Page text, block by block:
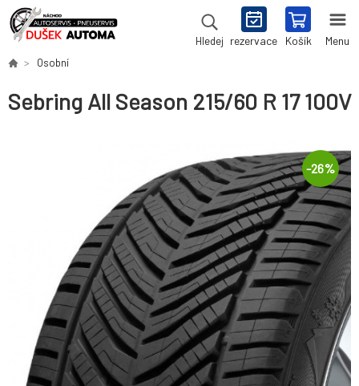
Hledej rezervace Košík Menu
Osobní
Sebring All Season 215/60 R 17 100V
-26%